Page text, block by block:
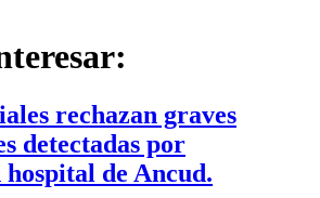
rechazan graves
detectadas por
de Ancud.